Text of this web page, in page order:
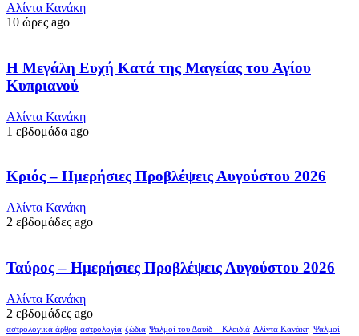
Αλίντα Κανάκη
10 ώρες ago
Η Μεγάλη Ευχή Κατά της Μαγείας του Αγίου
Κυπριανού
Αλίντα Κανάκη
1 εβδομάδα ago
Κριός – Ημερήσιες Προβλέψεις Αυγούστου 2026
Αλίντα Κανάκη
2 εβδομάδες ago
Ταύρος – Ημερήσιες Προβλέψεις Αυγούστου 2026
Αλίντα Κανάκη
2 εβδομάδες ago
αστρολογικά άρθρα αστρολογία ζώδια Ψαλμοί του Δαυίδ – Κλειδιά Αλίντα Κανάκη Ψαλμοί